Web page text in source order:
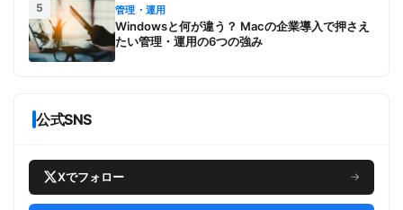
5 管理・運用
Windowsと何が違う？ Macの企業導入で押さえ
たい管理・運用の6つの強み
公式SNS
Xでフォロー →